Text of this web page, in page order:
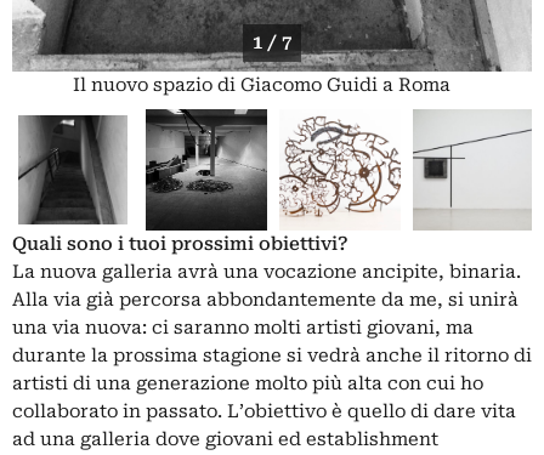
1 / 7
Il nuovo spazio di Giacomo Guidi a Roma
Quali sono i tuoi prossimi obiettivi?
La nuova galleria avrà una vocazione ancipite, binaria.
Alla via già percorsa abbondantemente da me, si unirà
una via nuova: ci saranno molti artisti giovani, ma
durante la prossima stagione si vedrà anche il ritorno di
artisti di una generazione molto più alta con cui ho
collaborato in passato. L’obiettivo è quello di dare vita
ad una galleria dove giovani ed establishment